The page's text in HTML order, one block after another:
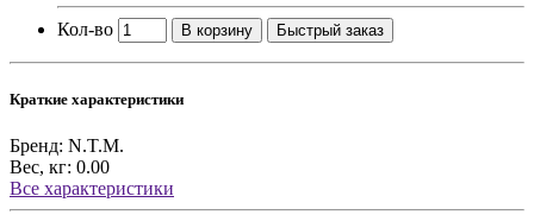
Кол-во В корзину Быстрый заказ
Краткие характеристики
Бренд: N.T.M.
Вес, кг: 0.00
Все характеристики